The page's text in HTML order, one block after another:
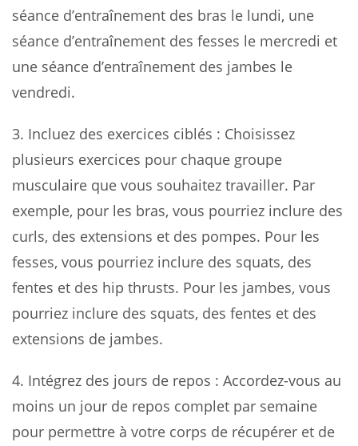
séance d’entraînement des bras le lundi, une
séance d’entraînement des fesses le mercredi et
une séance d’entraînement des jambes le
vendredi.
3. Incluez des exercices ciblés : Choisissez
plusieurs exercices pour chaque groupe
musculaire que vous souhaitez travailler. Par
exemple, pour les bras, vous pourriez inclure des
curls, des extensions et des pompes. Pour les
fesses, vous pourriez inclure des squats, des
fentes et des hip thrusts. Pour les jambes, vous
pourriez inclure des squats, des fentes et des
extensions de jambes.
4. Intégrez des jours de repos : Accordez-vous au
moins un jour de repos complet par semaine
pour permettre à votre corps de récupérer et de